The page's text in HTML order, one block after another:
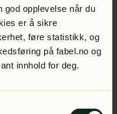
god opplevelse når du
er å sikre
føre statistikk, og
på fabel.no og
innhold for deg.